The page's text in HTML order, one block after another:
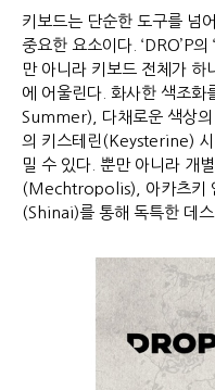
키보드는 단순한 도구를 넘
중요한 요소이다. ‘DRO’P
만 아니라 키보드 전체가 하
에 어울린다. 화사한 색조
Summer), 다채로운 색상
의 키스테린(Keysterine)
밀 수 있다. 뿐만 아니라 개
(Mechtropolis), 아카츠키
(Shinai)를 통해 독특한 데